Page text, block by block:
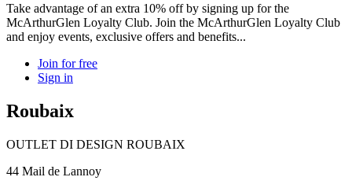
Take advantage of an extra 10% off by signing up for the
McArthurGlen Loyalty Club. Join the McArthurGlen Loyalty Club
and enjoy events, exclusive offers and benefits...
Join for free
Sign in
Roubaix
OUTLET DI DESIGN ROUBAIX
44 Mail de Lannoy